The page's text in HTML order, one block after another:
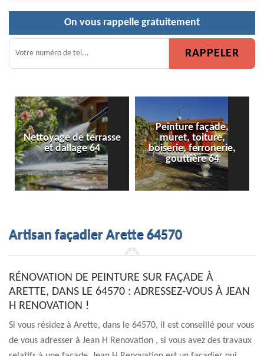
On vous rappelle gratuitement
de terrasse
64
Peinture façade,
muret, toiture,
boiserie, ferronerie,
gouttière 64
Peinture de
Artisan façadier Arette 64570
RÉNOVATION DE PEINTURE SUR FAÇADE À
ARETTE, DANS LE 64570 : ADRESSEZ-VOUS À JEAN
H RENOVATION !
Si vous résidez à Arette, dans le 64570, il est conseillé pour vous
de vous adresser à Jean H Renovation , si vous avez des travaux